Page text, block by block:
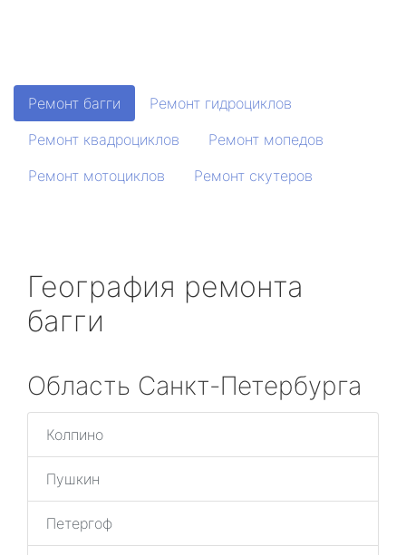
Ремонт багги
Ремонт гидроциклов
Ремонт квадроциклов
Ремонт мопедов
Ремонт мотоциклов
Ремонт скутеров
География ремонта
багги
Область Санкт-Петербурга
Колпино
Пушкин
Петергоф